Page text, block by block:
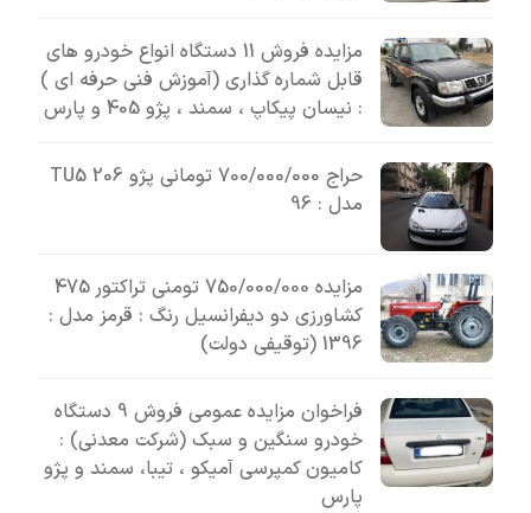
مزایده فروش 11 دستگاه انواع خودرو های
قابل شماره گذاری (آموزش فنی حرفه ای )
: نیسان پیکاپ ، سمند ، پژو 405 و پارس
حراج 700/000/000 تومانی پژو 206 TU5
مدل : 96
مزایده 750/000/000 تومنی تراکتور 475
کشاورزی دو دیفرانسیل رنگ : قرمز مدل :
1396 (توقیفی دولت)
فراخوان مزایده عمومی فروش 9 دستگاه
خودرو سنگین و سبک (شرکت معدنی) :
کامیون کمپرسی آمیکو ، تیبا، سمند و پژو
پارس